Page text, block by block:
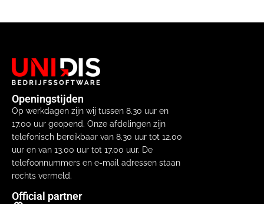
Openingstijden
Op werkdagen zijn wij tussen 8.30 uur en
17.00 uur geopend. Onze afdelingen zijn
telefonisch bereikbaar van 8.30 uur tot 12.00
uur en van 13.00 uur tot 17.00 uur. De
telefoonnummers en e-mail adressen staan
rechts vermeld.
Official partner